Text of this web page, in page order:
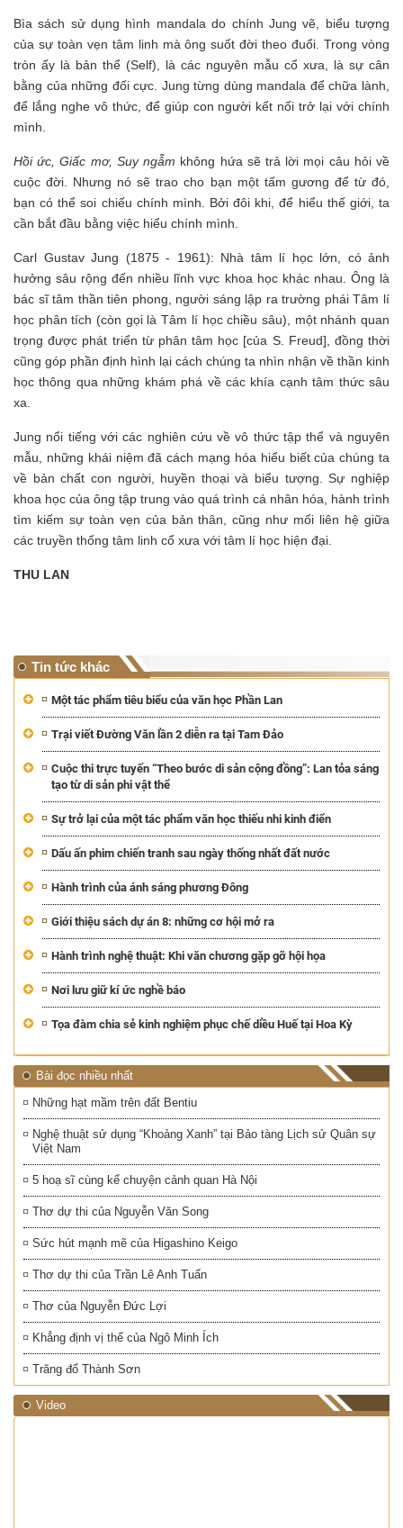
Bìa sách sử dụng hình mandala do chính Jung vẽ, biểu tượng
của sự toàn vẹn tâm linh mà ông suốt đời theo đuổi. Trong vòng
tròn ấy là bản thể (Self), là các nguyên mẫu cổ xưa, là sự cân
bằng của những đối cực. Jung từng dùng mandala để chữa lành,
để lắng nghe vô thức, để giúp con người kết nối trở lại với chính
mình.
Hồi ức, Giấc mơ, Suy ngẫm không hứa sẽ trả lời mọi câu hỏi về
cuộc đời. Nhưng nó sẽ trao cho bạn một tấm gương để từ đó,
bạn có thể soi chiếu chính mình. Bởi đôi khi, để hiểu thế giới, ta
cần bắt đầu bằng việc hiểu chính mình.
Carl Gustav Jung (1875 - 1961): Nhà tâm lí học lớn, có ảnh
hưởng sâu rộng đến nhiều lĩnh vực khoa học khác nhau. Ông là
bác sĩ tâm thần tiên phong, người sáng lập ra trường phái Tâm lí
học phân tích (còn gọi là Tâm lí học chiều sâu), một nhánh quan
trọng được phát triển từ phân tâm học [của S. Freud], đồng thời
cũng góp phần định hình lại cách chúng ta nhìn nhận về thần kinh
học thông qua những khám phá về các khía cạnh tâm thức sâu
xa.
Jung nổi tiếng với các nghiên cứu về vô thức tập thể và nguyên
mẫu, những khái niệm đã cách mạng hóa hiểu biết của chúng ta
về bản chất con người, huyền thoại và biểu tượng. Sự nghiệp
khoa học của ông tập trung vào quá trình cá nhân hóa, hành trình
tìm kiếm sự toàn vẹn của bản thân, cũng như mối liên hệ giữa
các truyền thống tâm linh cổ xưa với tâm lí học hiện đại.
THU LAN
Tin tức khác
Một tác phẩm tiêu biểu của văn học Phần Lan
Trại viết Đường Văn lần 2 diễn ra tại Tam Đảo
Cuộc thi trực tuyến “Theo bước di sản cộng đồng”: Lan tỏa sáng
tạo từ di sản phi vật thể
Sự trở lại của một tác phẩm văn học thiếu nhi kinh điển
Dấu ấn phim chiến tranh sau ngày thống nhất đất nước
Hành trình của ánh sáng phương Đông
Giới thiệu sách dự án 8: những cơ hội mở ra
Hành trình nghệ thuật: Khi văn chương gặp gỡ hội họa
Nơi lưu giữ kí ức nghề báo
Tọa đàm chia sẻ kinh nghiệm phục chế diều Huế tại Hoa Kỳ
Bài đọc nhiều nhất
Những hạt mầm trên đất Bentiu
Nghệ thuật sử dụng “Khoảng Xanh” tại Bảo tàng Lịch sử Quân sự
Việt Nam
5 hoạ sĩ cùng kể chuyện cảnh quan Hà Nội
Thơ dự thi của Nguyễn Văn Song
Sức hút mạnh mẽ của Higashino Keigo
Thơ dự thi của Trần Lê Anh Tuấn
Thơ của Nguyễn Đức Lợi
Khẳng định vị thế của Ngô Minh Ích
Trăng đổ Thành Sơn
Video